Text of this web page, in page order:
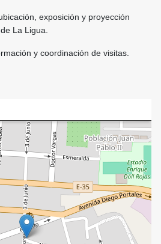
exposición y proyección
La Ligua.
y coordinación de visitas.